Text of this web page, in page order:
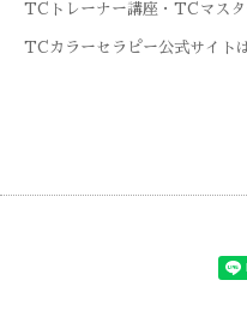
TCトレーナー講座・ TCマスタ
TCカラーセラピー公式サイト